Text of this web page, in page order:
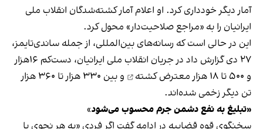
آمار دیگر خودداری کرد. او اعلام آمار کشته‌شدگان انقلاب ملی
ایرانیان را به «مراجع صلاحیت‌دار» محول کرد.
این در حالی است که رسانه‌های بین‌المللی، از جمله ساندی‌تایمز،
۲۷ دی گزارش داد در جریان انقلاب ملی ایرانیان، دست‌کم
۱۶هزار
و ۵۰۰ تا ۱۸ هزار معترض کشته
و بین ۳۳۰ هزار تا ۳۶۰ هزار
تن دیگر زخمی شده‌اند.
«تبلیغ به نفع دشمن جرم محسوب می‌شود»
سخنگوی قوه قضاییه در ادامه گفت اگر فردی «به هر نحوی با